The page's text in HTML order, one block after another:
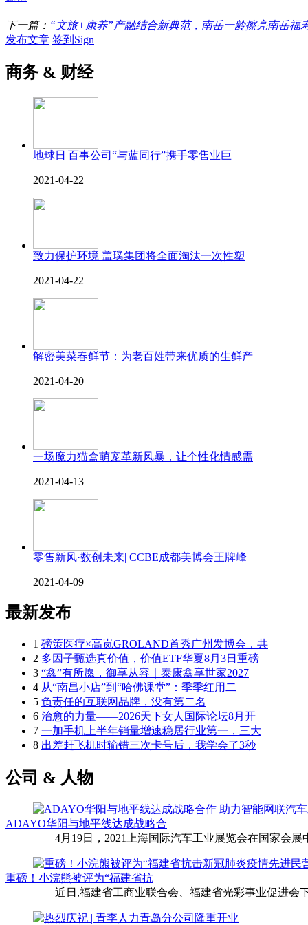
下一篇： “文旅+康养”产融结合新典范，南岳一龄擦亮南岳福
发布文章 签到Sign
商务 & 财经
地球日|百事公司“与蓝同行”携手零售业巨
2021-04-22
致力保护环境 盖璞集团将全面淘汰一次性塑
2021-04-22
解密美菜春鲜节：为老百姓带来优质的生鲜产
2021-04-20
一场魔力猫盒萌宠革新风暴，让个性化情感需
2021-04-13
零售新风·数创未来| CCBE成都美博会王牌峰
2021-04-09
最新发布
1 磅策医疗×高岚GROLAND首秀广州发博会，共
2 多因子甄选真价值，价值ETF华夏8月3日重磅
3 “鑫”有所愿，御享从容｜泰康鑫享世家2027
4 从“南昌小店”到“哈佛课堂”：季季红用二
5 负责任的互联网品牌，没有第二名
6 治愈的力量——2026天下女人国际论坛8月开
7 一加手机上半年销量增速稳居行业第一，三大
8 出差赶飞机时输错三次卡号后，我学会了3秒
公司 & 人物
ADAYO华阳与地平线达成战略合
4月19日，2021上海国际汽车工业展览会在国家会展
重磅！小浣熊被评为“福建省抗
近日,福建省工商业联合会、福建省光彩事业促进会